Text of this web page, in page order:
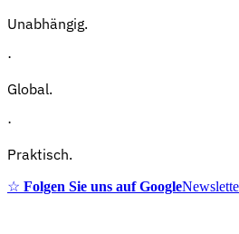
Unabhängig.
·
Global.
·
Praktisch.
☆ Folgen Sie uns auf Google